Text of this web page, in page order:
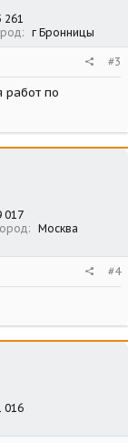
261
г Бронницы
#3
по
017
Москва
#4
016